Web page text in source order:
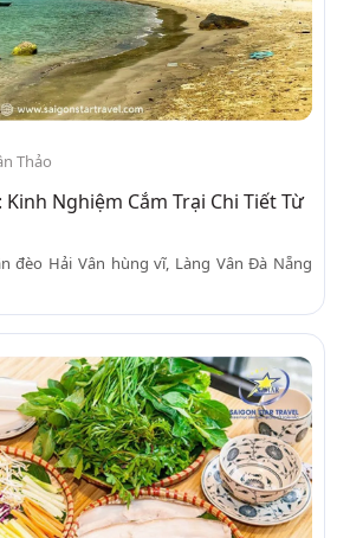
Thảo
Nghiệm Cắm Trại Chi Tiết Từ
đèo Hải Vân hùng vĩ, Làng Vân Đà Nẵng